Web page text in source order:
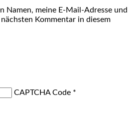
Namen, meine E-Mail-Adresse und
Kommentar in diesem
CAPTCHA Code *